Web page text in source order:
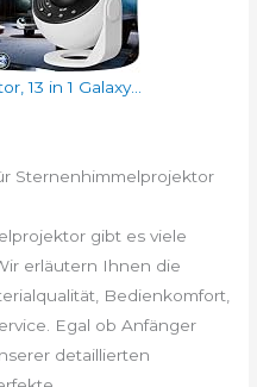
13 in 1 Galaxy...
Sternenhimmelprojektor
gibt es viele
erläutern Ihnen die
Bedienkomfort,
Egal ob Anfänger
detaillierten